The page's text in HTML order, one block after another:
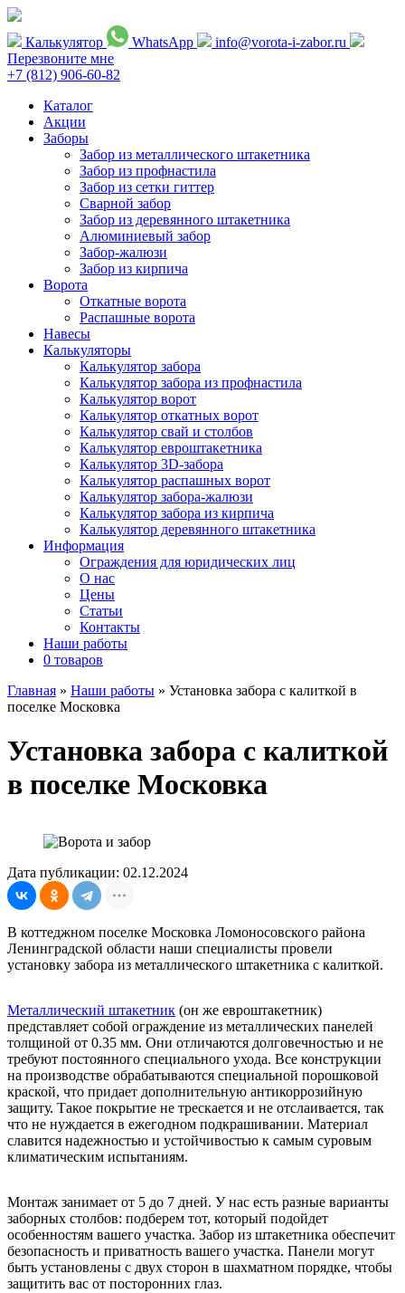
Калькулятор WhatsApp
info@vorota-i-zabor.ru
Перезвоните мне
+7 (812) 906-60-82
Каталог
Акции
Заборы
Забор из металлического штакетника
Забор из профнастила
Забор из сетки гиттер
Сварной забор
Забор из деревянного штакетника
Алюминиевый забор
Забор-жалюзи
Забор из кирпича
Ворота
Откатные ворота
Распашные ворота
Навесы
Калькуляторы
Калькулятор забора
Калькулятор забора из профнастила
Калькулятор ворот
Калькулятор откатных ворот
Калькулятор свай и столбов
Калькулятор евроштакетника
Калькулятор 3D-забора
Калькулятор распашных ворот
Калькулятор забора-жалюзи
Калькулятор забора из кирпича
Калькулятор деревянного штакетника
Информация
Ограждения для юридических лиц
О нас
Цены
Статьи
Контакты
Наши работы
0 товаров
Главная » Наши работы » Установка забора с калиткой в
поселке Московка
Установка забора с калиткой
в поселке Московка
Дата публикации: 02.12.2024
В коттеджном поселке Московка Ломоносовского района
Ленинградской области наши специалисты провели
установку забора из металлического штакетника с калиткой.
Металлический штакетник (он же евроштакетник)
представляет собой ограждение из металлических панелей
толщиной от 0.35 мм. Они отличаются долговечностью и не
требуют постоянного специального ухода. Все конструкции
на производстве обрабатываются специальной порошковой
краской, что придает дополнительную антикоррозийную
защиту. Такое покрытие не трескается и не отслаивается, так
что не нуждается в ежегодном подкрашивании. Материал
славится надежностью и устойчивостью к самым суровым
климатическим испытаниям.
Монтаж занимает от 5 до 7 дней. У нас есть разные варианты
заборных столбов: подберем тот, который подойдет
особенностям вашего участка. Забор из штакетника обеспечит
безопасность и приватность вашего участка. Панели могут
быть установлены с двух сторон в шахматном порядке, чтобы
защитить вас от посторонних глаз.